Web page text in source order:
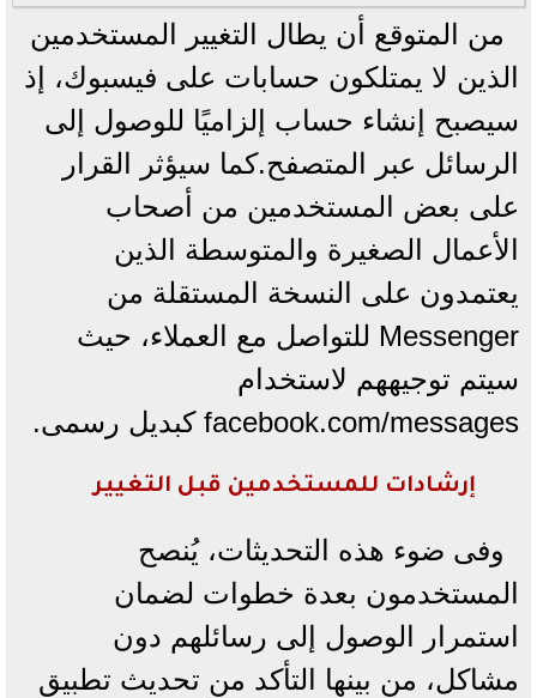
من المتوقع أن يطال التغيير المستخدمين
الذين لا يمتلكون حسابات على فيسبوك، إذ
سيصبح إنشاء حساب إلزاميًا للوصول إلى
الرسائل عبر المتصفح.كما سيؤثر القرار
على بعض المستخدمين من أصحاب
الأعمال الصغيرة والمتوسطة الذين
يعتمدون على النسخة المستقلة من
Messenger للتواصل مع العملاء، حيث
سيتم توجيههم لاستخدام
facebook.com/messages كبديل رسمى.
إرشادات للمستخدمين قبل التغيير
وفى ضوء هذه التحديثات، يُنصح
المستخدمون بعدة خطوات لضمان
استمرار الوصول إلى رسائلهم دون
مشاكل، من بينها التأكد من تحديث تطبيق